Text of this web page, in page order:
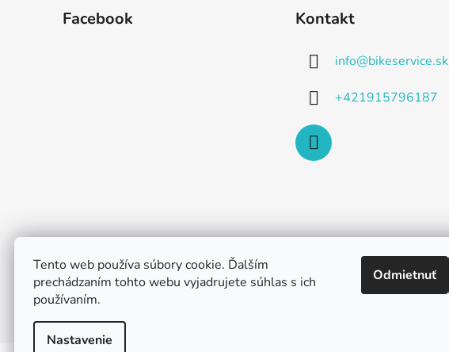
Tento web používa súbory cookie. Ďalším
prechádzaním tohto webu vyjadrujete súhlas s ich
používaním.
Nastavenie
Odmietnuť
Facebook Kontakt
info@bikeservice.sk
+421915796187